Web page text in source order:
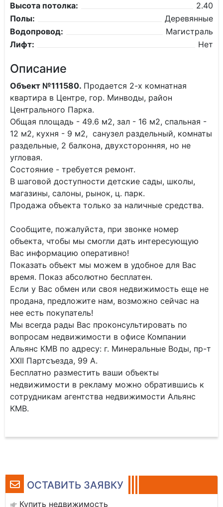
ОСТАВИТЬ ЗАЯВКУ
Купить недвижимость
Высота потолка:
2.40
Полы:
Деревянные
Водопровод:
Магистраль
Лифт:
Нет
Описание
Объект №111580. Продается 2-х комнатная
квартира в Центре, гор. Минводы, район
Центрального Парка.
Общая площадь - 49.6 м2, зал - 16 м2, спальная -
12 м2, кухня - 9 м2, санузел раздельный, комнаты
раздельные, 2 балкона, двухсторонняя, но не
угловая.
Состояние - требуется ремонт.
В шаговой доступности детские сады, школы,
магазины, салоны, рынок, ц. парк.
Продажа объекта только за наличные средства.
Сообщите, пожалуйста, при звонке номер
объекта, чтобы мы смогли дать интересующую
Вас информацию оперативно!
Показать объект мы можем в удобное для Вас
время. Показ абсолютно бесплатен.
Если у Вас обмен или своя недвижимость еще не
продана, предложите нам, возможно сейчас на
нее есть покупатель!
Мы всегда рады Вас проконсультировать по
вопросам недвижимости в офисе Компании
Альянс КМВ по адресу: г. Минеральные Воды, пр-т
XXII Партсъезда, 99 А.
Бесплатно разместить ваши объекты
недвижимости в рекламу можно обратившись к
сотрудникам агентства недвижимости Альянс
КМВ.